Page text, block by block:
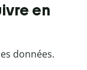
en
données.